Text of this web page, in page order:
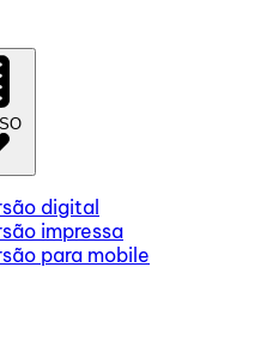
digital
impressa
para mobile